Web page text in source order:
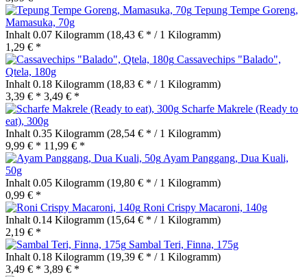
Tepung Tempe Goreng,
Mamasuka, 70g
Inhalt 0.07 Kilogramm (18,43 € * / 1 Kilogramm)
1,29 € *
Cassavechips "Balado",
Qtela, 180g
Inhalt 0.18 Kilogramm (18,83 € * / 1 Kilogramm)
3,39 € * 3,49 € *
Scharfe Makrele (Ready to
eat), 300g
Inhalt 0.35 Kilogramm (28,54 € * / 1 Kilogramm)
9,99 € * 11,99 € *
Ayam Panggang, Dua Kuali,
50g
Inhalt 0.05 Kilogramm (19,80 € * / 1 Kilogramm)
0,99 € *
Roni Crispy Macaroni, 140g
Inhalt 0.14 Kilogramm (15,64 € * / 1 Kilogramm)
2,19 € *
Sambal Teri, Finna, 175g
Inhalt 0.18 Kilogramm (19,39 € * / 1 Kilogramm)
3,49 € * 3,89 € *